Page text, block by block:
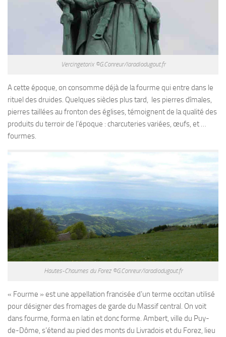
Vercingetorix ©G.Conreur/laradiodugout.fr
A cette époque, on consomme déjà de la fourme qui entre dans le
rituel des druides. Quelques siècles plus tard, les pierres dîmales,
pierres taillées au fronton des églises, témoignent de la qualité des
produits du terroir de l’époque : charcuteries variées, œufs, et …
fourmes.
Hautes-Chaumes du Forez ©G.Conreur/laradiodugout.fr
« Fourme » est une appellation francisée d’un terme occitan utilisé
pour désigner des fromages de garde du Massif central. On voit
dans fourme, forma en latin et donc forme. Ambert, ville du Puy-
de-Dôme, s’étend au pied des monts du Livradois et du Forez, lieu